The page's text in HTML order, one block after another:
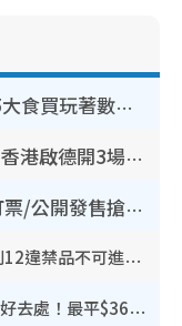
【8月生日優惠2026】全港85大食買玩著數攻略 自助餐/火鍋放題同行免費＋誠品/DONKI送現金券
BIGBANG演唱會2026｜11月香港啟德開3場！實名制VIP申請、優先購票攻略
人夫集團｜Klook套票/優先訂票/公開發售搶飛攻略！附票價.購票連結.場地座位表
啟德體育園入場懶人包︱場地守則12違禁品不可進場准帶細水樽但全場禁樽蓋！應援牌有限制！
唱K推介2026︱全港13大卡啦OK好去處！最平$36起 日文K都有！(附地址+收費詳情)